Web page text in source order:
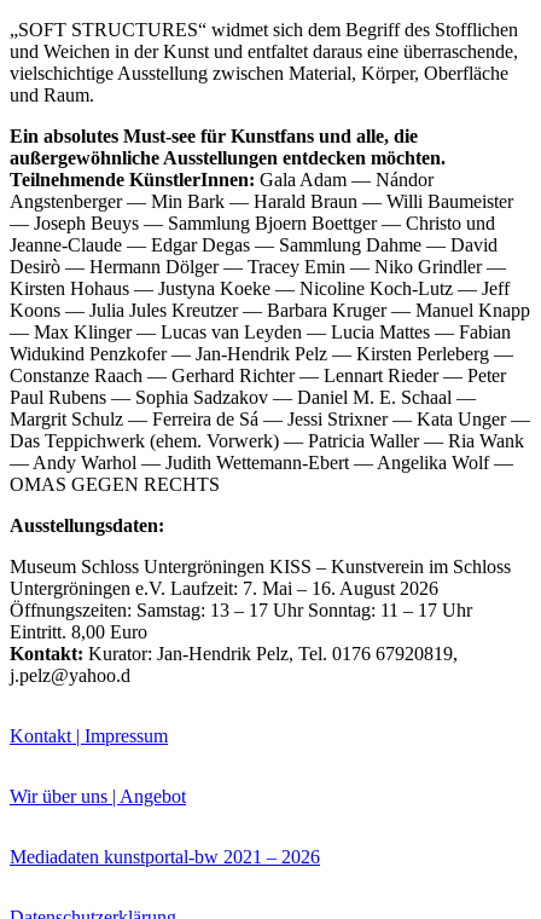
Buchbesprechungen von Harald Schwiers
Haralds Streifzüge
Hörtipps von Harald Schwiers
Kunstausflüge mit Sigrid Balke
Marc Peschke – Out of The Länd
Buchtipps von Uli Rothfuss
Hausbesuche
Frederick D. Bunsen – Kunst
Bildergeschichten von Jürgen Linde und Dietmar
Zankel
Kunsttheorie: Kunstführer und Flugschwein
Kunst geht weiter.
„SOFT STRUCTURES“ widmet sich dem Begriff des Stofflichen
und Weichen in der Kunst und entfaltet daraus eine überraschende,
vielschichtige Ausstellung zwischen Material, Körper, Oberfläche
und Raum.
Ein absolutes Must-see für Kunstfans und alle, die
außergewöhnliche Ausstellungen entdecken möchten.
Teilnehmende KünstlerInnen: Gala Adam — Nándor
Angstenberger — Min Bark — Harald Braun — Willi Baumeister
— Joseph Beuys — Sammlung Bjoern Boettger — Christo und
Jeanne-Claude — Edgar Degas — Sammlung Dahme — David
Desirò — Hermann Dölger — Tracey Emin — Niko Grindler —
Kirsten Hohaus — Justyna Koeke — Nicoline Koch-Lutz — Jeff
Koons — Julia Jules Kreutzer — Barbara Kruger — Manuel Knapp
— Max Klinger — Lucas van Leyden — Lucia Mattes — Fabian
Widukind Penzkofer — Jan-Hendrik Pelz — Kirsten Perleberg —
Constanze Raach — Gerhard Richter — Lennart Rieder — Peter
Paul Rubens — Sophia Sadzakov — Daniel M. E. Schaal —
Margrit Schulz — Ferreira de Sá — Jessi Strixner — Kata Unger —
Das Teppichwerk (ehem. Vorwerk) — Patricia Waller — Ria Wank
— Andy Warhol — Judith Wettemann-Ebert — Angelika Wolf —
OMAS GEGEN RECHTS
Ausstellungsdaten:
Museum Schloss Untergröningen KISS – Kunstverein im Schloss
Untergröningen e.V. Laufzeit: 7. Mai – 16. August 2026
Öffnungszeiten: Samstag: 13 – 17 Uhr Sonntag: 11 – 17 Uhr
Eintritt. 8,00 Euro
Kontakt: Kurator: Jan-Hendrik Pelz, Tel. 0176 67920819,
j.pelz@yahoo.d
Kontakt | Impressum
Wir über uns | Angebot
Mediadaten kunstportal-bw 2021 – 2026